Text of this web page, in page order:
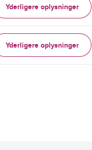
Yderligere oplysninger
Yderligere oplysninger